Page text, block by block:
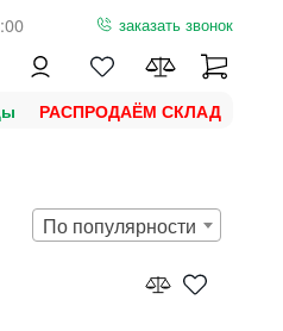
заказать звонок
Уличное освещение
РАСПРОДАЁМ СКЛАД
По популярности